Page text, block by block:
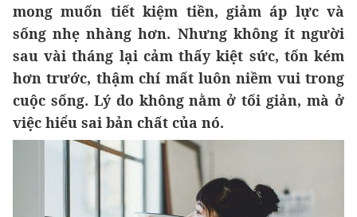
mong muốn tiết kiệm tiền, giảm áp lực và
sống nhẹ nhàng hơn. Nhưng không ít người
sau vài tháng lại cảm thấy kiệt sức, tốn kém
hơn trước, thậm chí mất luôn niềm vui trong
cuộc sống. Lý do không nằm ở tối giản, mà ở
việc hiểu sai bản chất của nó.